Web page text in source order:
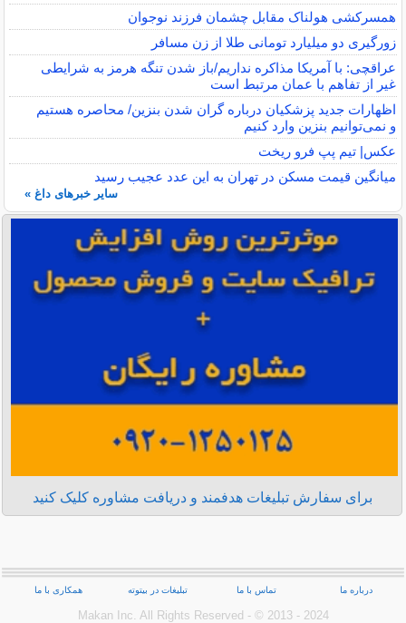
همسرکشی هولناک مقابل چشمان فرزند نوجوان
زورگیری دو میلیارد تومانی طلا از زن مسافر
عراقچی: با آمریکا مذاکره نداریم/باز شدن تنگه هرمز به شرایطی
غیر از تفاهم با عمان مرتبط است
اظهارات جدید پزشکیان درباره گران شدن بنزین/ محاصره هستیم
و نمی‌توانیم بنزین وارد کنیم
عکس| تیم پپ فرو ریخت
میانگین قیمت مسکن در تهران به این عدد عجیب رسید
سایر خبرهای داغ »
برای سفارش تبلیغات هدفمند و دریافت مشاوره کلیک کنید
درباره ما تماس با ما تبلیغات در بیتوته همکاری با ما
Makan Inc.‎ All Rights Reserved - © 2013 - 2024